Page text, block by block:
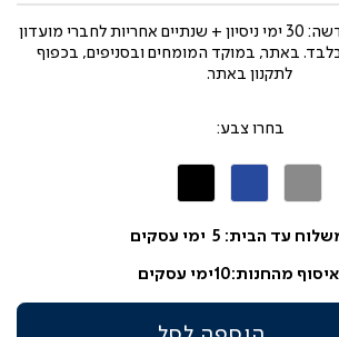
להודעה חדשה: 30 ימי ניסיון + שנתיים אחריות לחברי מועדון
באתר, במוקד המומחים ובסניפים, בכפוף
לתקנון באתר.
צבע
עד הבית: 5 ימי עסקים
איסוף מהחנות:10ימי עסקים